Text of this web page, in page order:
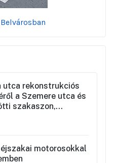
utca rekonstrukciós
és
szakaszon,
forgalmi
motorosokkal